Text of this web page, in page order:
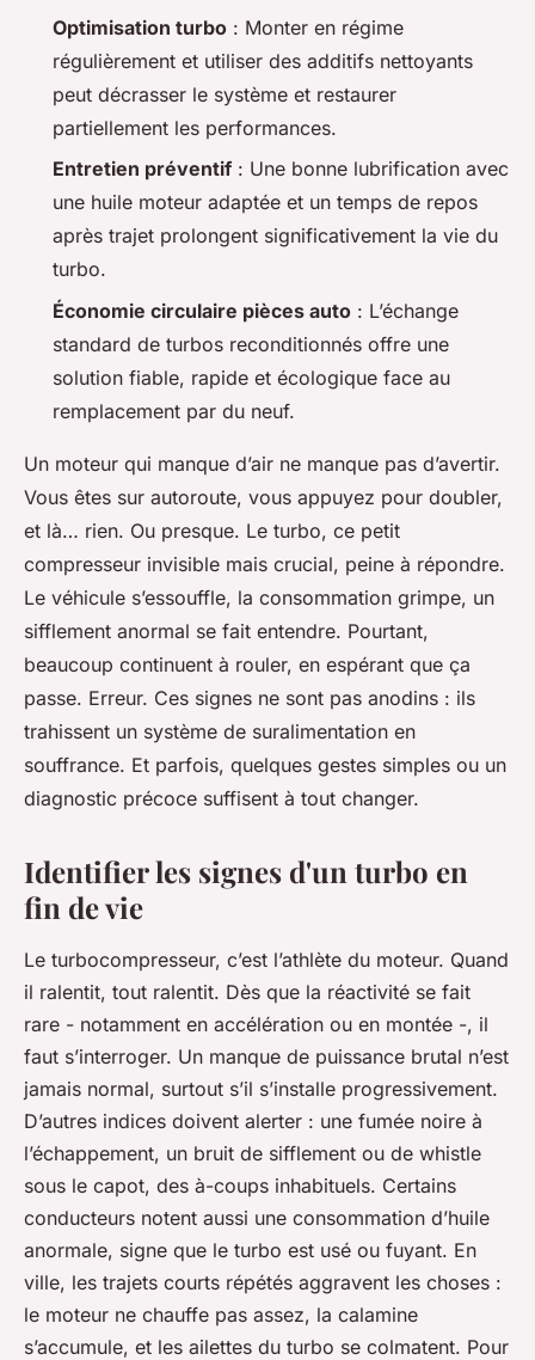
Optimisation turbo : Monter en régime
régulièrement et utiliser des additifs nettoyants
peut décrasser le système et restaurer
partiellement les performances.
Entretien préventif : Une bonne lubrification avec
une huile moteur adaptée et un temps de repos
après trajet prolongent significativement la vie du
turbo.
Économie circulaire pièces auto : L’échange
standard de turbos reconditionnés offre une
solution fiable, rapide et écologique face au
remplacement par du neuf.
Un moteur qui manque d’air ne manque pas d’avertir.
Vous êtes sur autoroute, vous appuyez pour doubler,
et là… rien. Ou presque. Le turbo, ce petit
compresseur invisible mais crucial, peine à répondre.
Le véhicule s’essouffle, la consommation grimpe, un
sifflement anormal se fait entendre. Pourtant,
beaucoup continuent à rouler, en espérant que ça
passe. Erreur. Ces signes ne sont pas anodins : ils
trahissent un système de suralimentation en
souffrance. Et parfois, quelques gestes simples ou un
diagnostic précoce suffisent à tout changer.
Identifier les signes d'un turbo en
fin de vie
Le turbocompresseur, c’est l’athlète du moteur. Quand
il ralentit, tout ralentit. Dès que la réactivité se fait
rare - notamment en accélération ou en montée -, il
faut s’interroger. Un manque de puissance brutal n’est
jamais normal, surtout s’il s’installe progressivement.
D’autres indices doivent alerter : une fumée noire à
l’échappement, un bruit de sifflement ou de whistle
sous le capot, des à-coups inhabituels. Certains
conducteurs notent aussi une consommation d’huile
anormale, signe que le turbo est usé ou fuyant. En
ville, les trajets courts répétés aggravent les choses :
le moteur ne chauffe pas assez, la calamine
s’accumule, et les ailettes du turbo se colmatent. Pour